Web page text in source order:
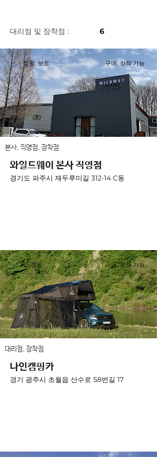
​대리점 및 장착점 : 6
구매, 장착 가능
캠핑, 보트
본사, 직영점, 장착점
와일드웨이 본사 직영점
경기도 파주시 재두루미길 312-14 C동
구매, 장착 가능
캠핑
대리점, 장착점
나인캠핑카
경기 광주시 초월읍 산수로 58번길 17